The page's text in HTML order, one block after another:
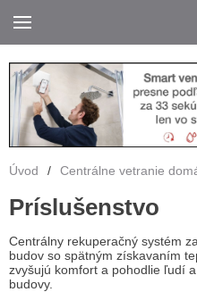
Úvod / Centrálne vetranie
Príslušenstvo
Centrálny rekuperačný systém
budov so spätným získavaním
zvyšujú komfort a pohodlie ľudí
budovy.